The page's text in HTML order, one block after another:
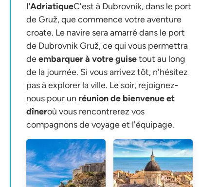
l'AdriatiqueC'est à Dubrovnik, dans le port
de Gruž, que commence votre aventure
croate. Le navire sera amarré dans le port
de Dubrovnik Gruž, ce qui vous permettra
deembarquer à votre guisetout au long
de la journée. Si vous arrivez tôt, n'hésitez
pas à explorer la ville. Le soir, rejoignez-
nous pour un réunion de bienvenue et
dîneroù vous rencontrerez vos
compagnons de voyage et l'équipage.